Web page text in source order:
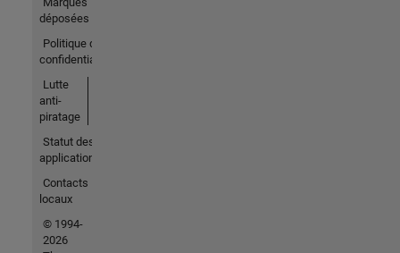
déposées
Politique de
confidentialité
Lutte
anti-
piratage
Statut des
applications
Contacts
locaux
© 1994-
2026